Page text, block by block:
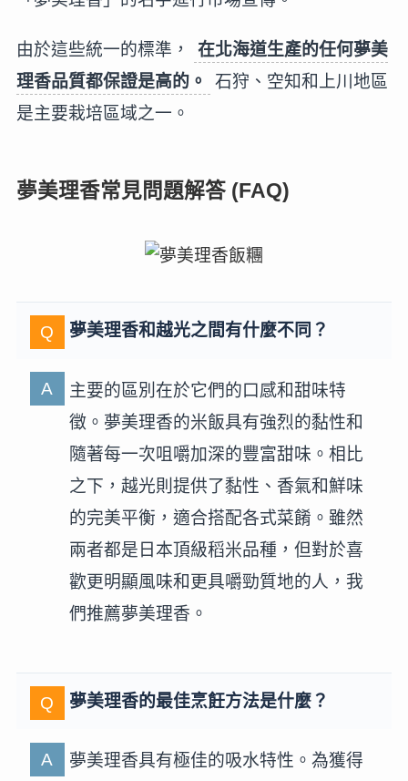
由於這些統一的標準，
在北海道生產的任何夢美
理香品質都保證是高的。
石狩、空知和上川地區
是主要栽培區域之一。
夢美理香常見問題解答 (FAQ)
夢美理香和越光之間有什麼不同？
主要的區別在於它們的口感和甜味特
徵。夢美理香的米飯具有強烈的黏性和
隨著每一次咀嚼加深的豐富甜味。相比
之下，越光則提供了黏性、香氣和鮮味
的完美平衡，適合搭配各式菜餚。雖然
兩者都是日本頂級稻米品種，但對於喜
歡更明顯風味和更具嚼勁質地的人，我
們推薦夢美理香。
夢美理香的最佳烹飪方法是什麼？
夢美理香具有極佳的吸水特性。為獲得